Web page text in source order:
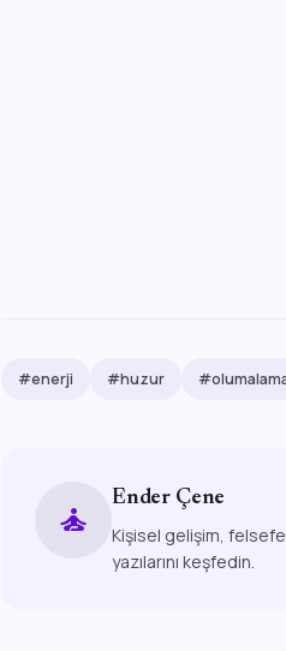
#enerji #huzur
self_improvement
Ender Çene
Kişisel gelişim,
yazılarını keşfedin.